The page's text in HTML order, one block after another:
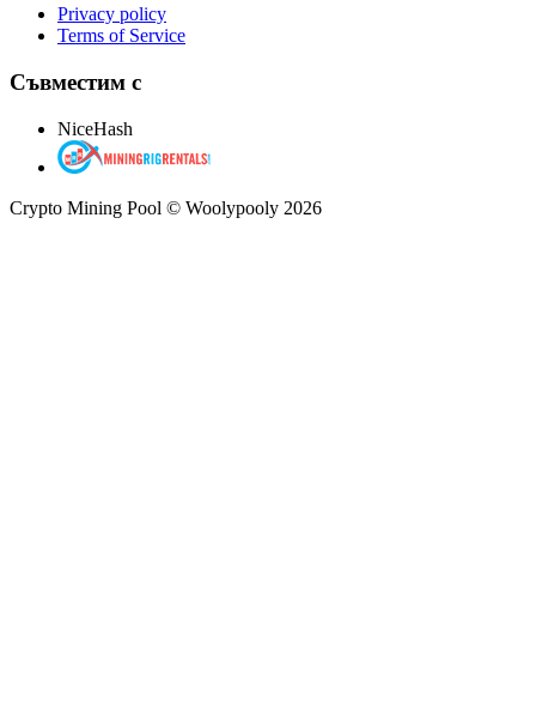
Privacy policy
Terms of Service
Съвместим с
NiceHash
Crypto Mining Pool © Woolypooly 2026